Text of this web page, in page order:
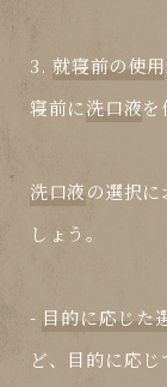
3.就寝前の使用
寝前に洗口液を
洗口液の選択
しょう。
- 目的に応じた
ど、目的に応